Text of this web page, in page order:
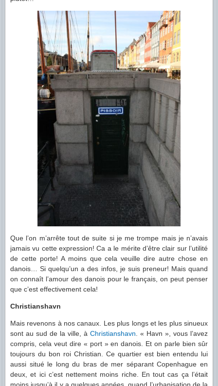
Que l’on m’arrête tout de suite si je me trompe mais je n’avais
jamais vu cette expression! Ca a le mérite d’être clair sur l’utilité
de cette porte! A moins que cela veuille dire autre chose en
danois… Si quelqu’un a des infos, je suis preneur! Mais quand
on connaît l’amour des danois pour le français, on peut penser
que c’est effectivement cela!
Christianshavn
Mais revenons à nos canaux. Les plus longs et les plus sinueux
sont au sud de la ville, à Christianshavn . « Havn », vous l’avez
compris, cela veut dire « port » en danois. Et on parle bien sûr
toujours du bon roi Christian. Ce quartier est bien entendu lui
aussi situé le long du bras de mer séparant Copenhague en
deux, et ici c’est nettement moins riche. En tout cas ça l’était